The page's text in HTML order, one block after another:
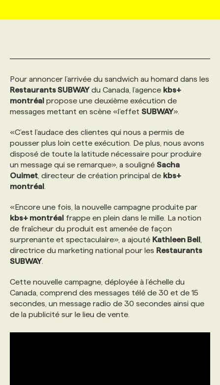
AFFAIRES DE L'INDUSTRIE
INITIATIVES NUMÉRIQUES
TENDANCES
WEB & MÉDIAS SOCIAUX
MARKETING DURABLE
ÉVÉNEMENTIEL
NOS AUTEUR‧RICES
INFOLETTRE PUBLICITÉ
ANNONCEZ AVEC NOUS
CONSULTER LA CVTHÈQUE
PROFIL ENTREPRISE
ANNONCEZ AVEC NOUS
VOIR LES OFFRES
PROFIL CANDIDAT
FAQ
ANNONCEZ AVEC NOUS
NOS FORMATIONS EN LIGNE
NOS PARCOURS DE FORMATIONS
NOS FORMATEUR‧RICES
POURQUOI CHOISIR NOS FORMATIONS
NOS TARIFS
PROGRAMMES DE SUBVENTIONS
ANNONCEZ AVEC NOUS
CHASSE DE TÊTE
SERVICE DE CHASSE DE TÊTE
NOS EXPERTISES
FAQ
ANNONCEZ AVEC NOUS
Pour annoncer l’arrivée du sandwich au homard dans les
Restaurants SUBWAYdu Canada, l’agence kbs+
montréal propose une deuxième exécution de
messages mettant en scène «l’effet SUBWAY».
«C’est l’audace des clientes qui nous a permis de
pousser plus loin cette exécution. De plus, nous avons
disposé de toute la latitude nécessaire pour produire
un message qui se remarque», a souligné Sacha
Ouimet , directeur de création principal de kbs+
montréal
«Encore une fois, la nouvelle campagne produite par
kbs+ montréal frappe en plein dans le mille. La notion
de fraîcheur du produit est amenée de façon
surprenante et spectaculaire», a ajouté Kathleen Bell
directrice du marketing national pour les Restaurants
SUBWAY.
Cette nouvelle campagne, déployée à l’échelle du
Canada, comprend des messages télé de 30 et de 15
secondes, un message radio de 30 secondes ainsi que
de la publicité sur le lieu de vente.